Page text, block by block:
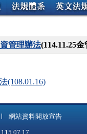
管理辦法(114.11.25
(108.01.16)
網站資料開放宣告